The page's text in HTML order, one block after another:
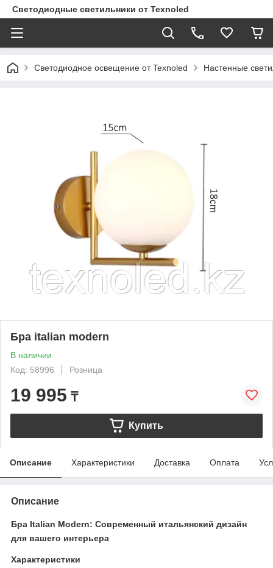
Светодиодные светильники от Texnoled
Светодиодное освещение от Texnoled Настенные
Бра italian modern
В наличии
Код: 58996
Розница
19 995 ₸
Купить
Описание Характеристики Доставка Оплата
Описание
Бра Italian Modern: Современный итальянский дизайн
для вашего интерьера
Характеристики